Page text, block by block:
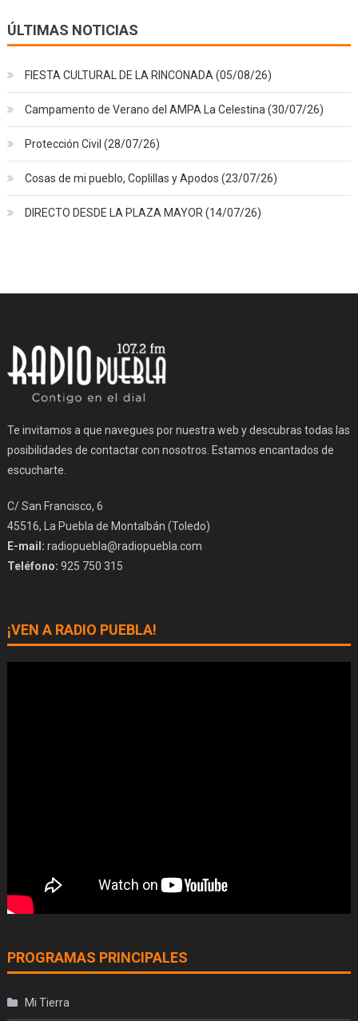
ÚLTIMAS NOTICIAS
FIESTA CULTURAL DE LA RINCONADA (05/08/26)
Campamento de Verano del AMPA La Celestina (30/07/26)
Protección Civil (28/07/26)
Cosas de mi pueblo, Coplillas y Apodos (23/07/26)
DIRECTO DESDE LA PLAZA MAYOR (14/07/26)
Te invitamos a que navegues por nuestra web y descubras todas las
posibilidades de contactar con nosotros. Estamos encantados de
escucharte.
C/ San Francisco, 6
45516, La Puebla de Montalbán (Toledo)
E-mail: radiopuebla@radiopuebla.com
Teléfono: 925 750 315
¡VEN A RADIO PUEBLA!
PROGRAMAS PRINCIPALES
Mi Tierra